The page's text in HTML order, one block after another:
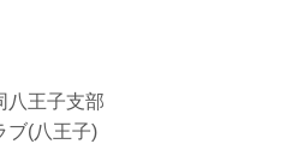
八王子支部
ブ(八王子)